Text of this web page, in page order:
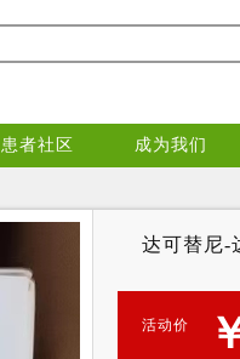
患者社区 成为我们
达可替尼-
活动价